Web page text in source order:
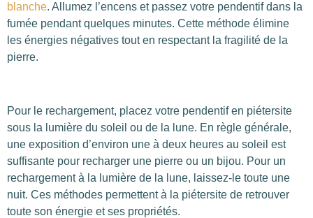
blanche. Allumez l’encens et passez votre pendentif dans la
fumée pendant quelques minutes. Cette méthode élimine
les énergies négatives tout en respectant la fragilité de la
pierre.
Pour le rechargement, placez votre pendentif en piétersite
sous la lumière du soleil ou de la lune. En règle générale,
une exposition d’environ une à deux heures au soleil est
suffisante pour recharger une pierre ou un bijou. Pour un
rechargement à la lumière de la lune, laissez-le toute une
nuit. Ces méthodes permettent à la piétersite de retrouver
toute son énergie et ses propriétés.